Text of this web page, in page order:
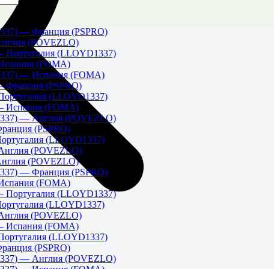
— Франция (PSPRO)
(POVEZLO)
(LLOYD1337)
(FOMA)
— Испания (FOMA)
(PSPRO)
(LLOYD1337)
Испания (FOMA)
— Англия (POVEZLO)
(PSPRO)
(LLOYD1337)
(POVEZLO)
(POVEZLO)
— Франция (PSPRO)
(FOMA)
(LLOYD1337)
(LLOYD1337)
(POVEZLO)
Испания (FOMA)
(LLOYD1337)
(PSPRO)
— Англия (POVEZLO)